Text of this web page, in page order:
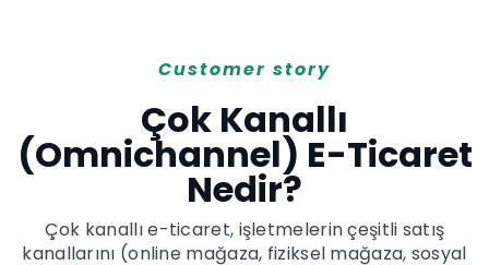
Customer story
Çok Kanallı
(Omnichannel) E-Ticaret
Nedir?
Çok kanallı e-ticaret, işletmelerin çeşitli satış
kanallarını (online mağaza, fiziksel mağaza, sosyal